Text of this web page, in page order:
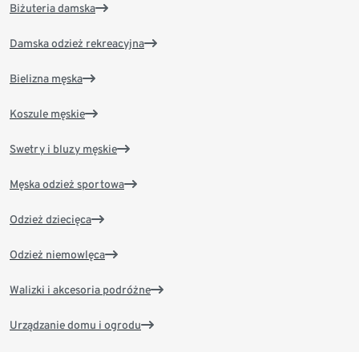
Biżuteria damska
Damska odzież rekreacyjna
Bielizna męska
Koszule męskie
Swetry i bluzy męskie
Męska odzież sportowa
Odzież dziecięca
Odzież niemowlęca
Walizki i akcesoria podróżne
Urządzanie domu i ogrodu